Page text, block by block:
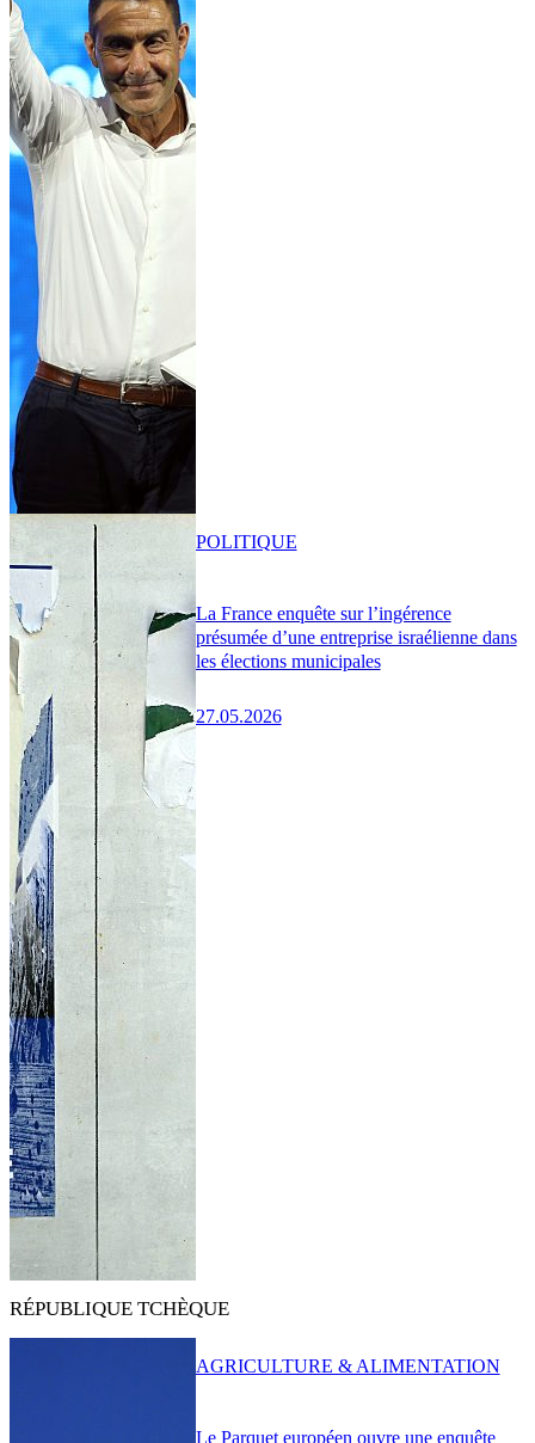
La France enquête sur l’ingérence
présumée d’une entreprise israélienne dans
les élections municipales
27.05.2026
POLITIQUE
RÉPUBLIQUE TCHÈQUE
Le Parquet européen ouvre une enquête
AGRICULTURE & ALIMENTATION